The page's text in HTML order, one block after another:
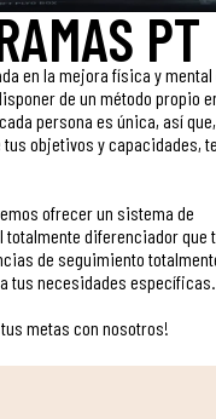
PT
en la mejora física y mental
de un método propio
persona es única, así que,
objetivos y capacidades,
ofrecer un sistema de
diferenciador que
de seguimiento
tus necesidades específicas.
tus metas con nosotros!